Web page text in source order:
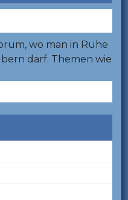
wo man in Ruhe
darf. Themen wie